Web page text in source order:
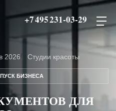
+7 495 231-03-29
2026 Студии красоты
БИЗНЕСА
ДЛЯ